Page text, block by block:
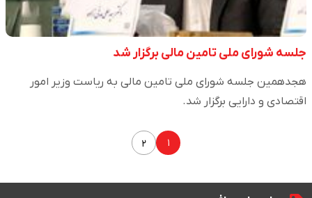
جلسه شورای ملی تامین مالی برگزار شد
هجدهمین جلسه شورای ملی تامین مالی به ریاست وزیر امور
اقتصادی و دارایی برگزار شد.
۱ ۲